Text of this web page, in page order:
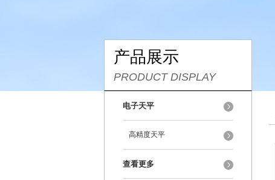
产品展示
PRODUCT DISPLAY
电子天平
高精度天平
查看更多